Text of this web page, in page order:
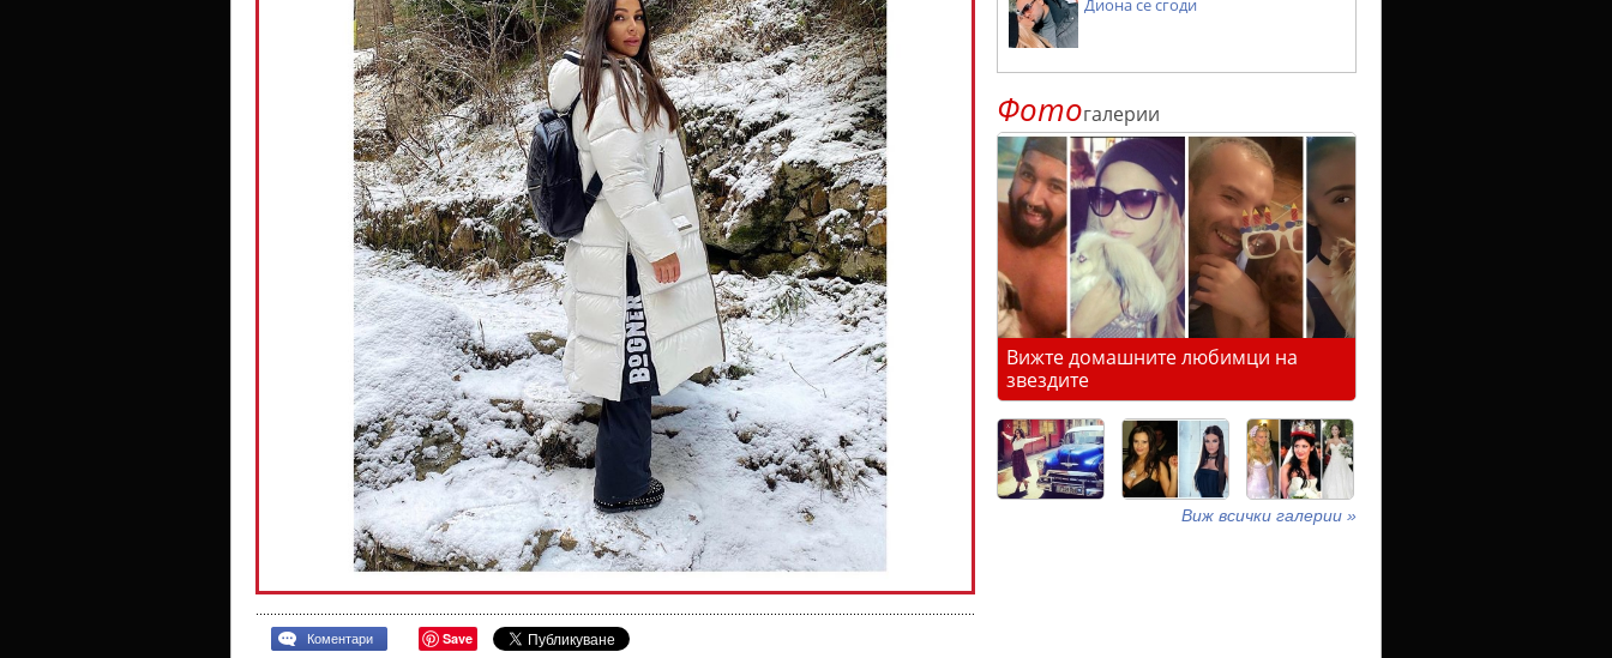
Коментари Save
Диона се сгоди
Фотогалерии
Вижте домашните любимци на
звездите
Виж всички галерии »